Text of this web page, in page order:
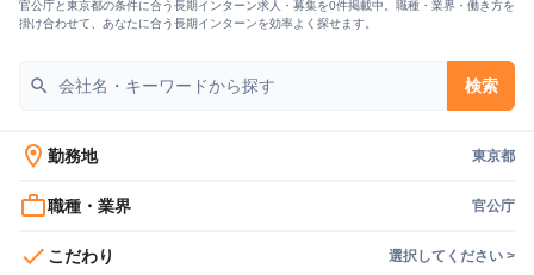
官公庁と東京都の条件に合う長期インターン求人・募集を0件掲載中。職種・業界・働き方を
掛け合わせて、あなたに合う長期インターンを効率よく探せます。
search 検索
location_on 勤務地 東京都
work_outline職種・業界 官公庁
check こだわり 選択してください >